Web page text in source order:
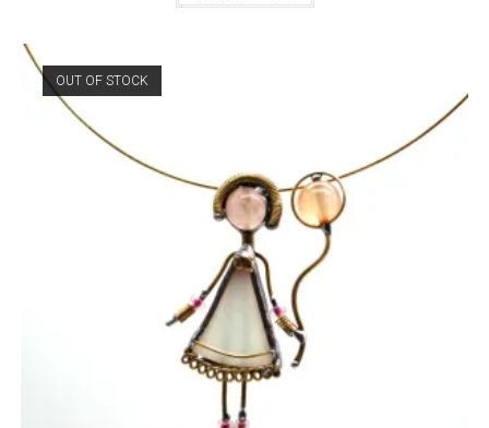
OUT OF STOCK